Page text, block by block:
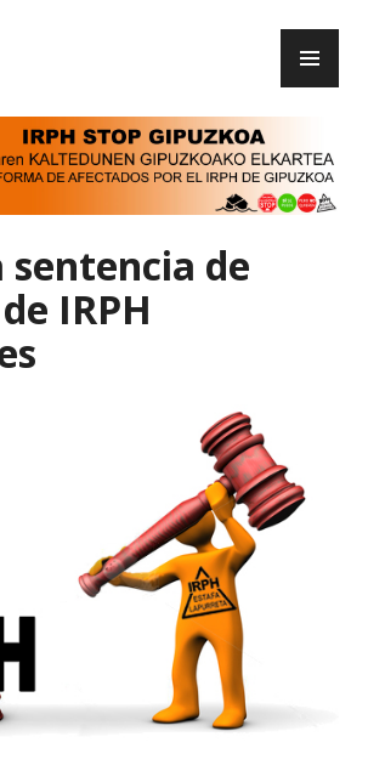
sentencia de
IRPH